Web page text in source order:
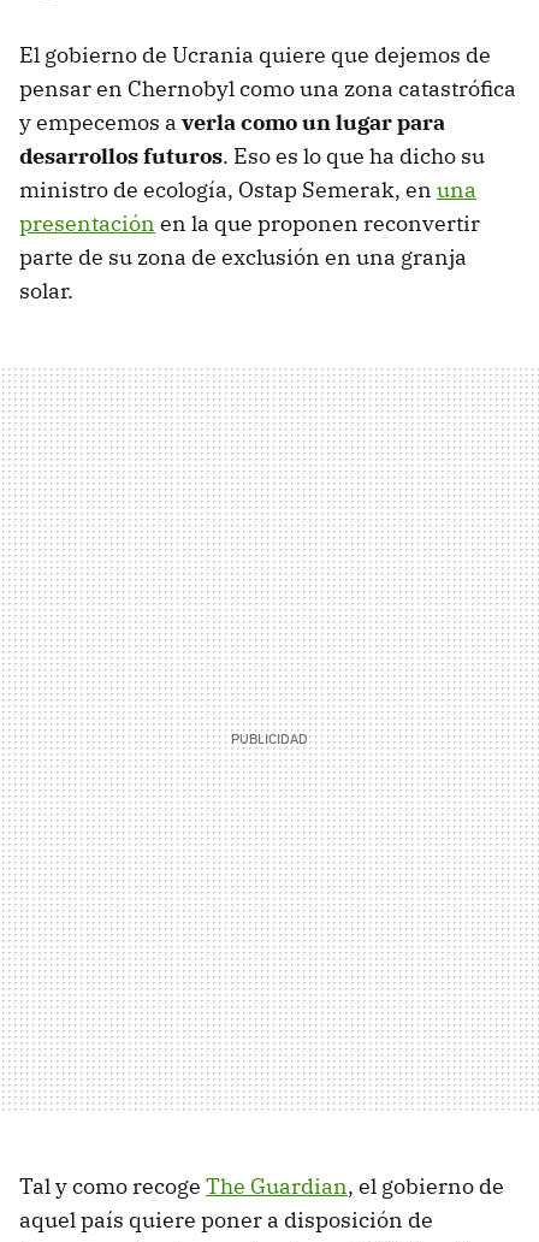
El gobierno de Ucrania quiere que dejemos de
pensar en Chernobyl como una zona catastrófica
y empecemos a verla como un lugar para
desarrollos futuros. Eso es lo que ha dicho su
ministro de ecología, Ostap Semerak, en una
presentación en la que proponen reconvertir
parte de su zona de exclusión en una granja
solar.
Tal y como recoge The Guardian, el gobierno de
aquel país quiere poner a disposición de